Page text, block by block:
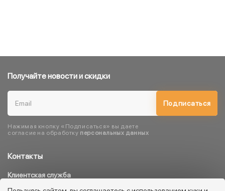
Контакты
Клиентская служба
8 800 333 08 45
Получайте новости и скидки
Подписаться
Нажимая кнопку «Подписаться» вы даете
согласие на обработку персональных данных